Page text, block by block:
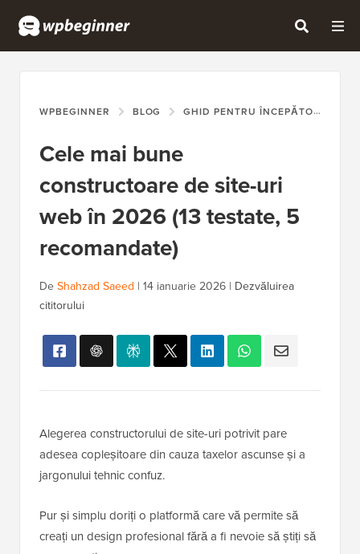
WPBEGINNER BLOG GHID PENTRU ÎNCEPĂTORI
Cele mai bune
constructoare de site-uri
web în 2026 (13 testate, 5
recomandate)
De Shahzad Saeed | 14 ianuarie 2026 | Dezvăluirea
cititorului
Alegerea constructorului de site-uri potrivit pare
adesea copleșitoare din cauza taxelor ascunse și a
jargonului tehnic confuz.
Pur și simplu doriți o platformă care vă permite să
creați un design profesional fără a fi nevoie să știți să